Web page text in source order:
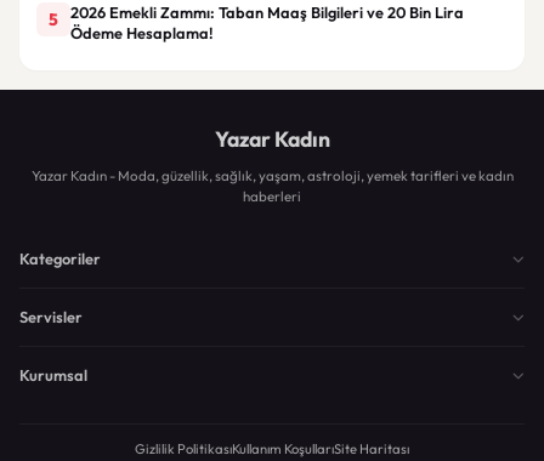
5
2026 Emekli Zammı: Taban Maaş Bilgileri ve 20 Bin Lira
Ödeme Hesaplama!
Yazar Kadın
Yazar Kadın - Moda, güzellik, sağlık, yaşam, astroloji, yemek tarifleri ve kadın
haberleri
Kategoriler
Servisler
Kurumsal
Gizlilik PolitikasıKullanım KoşullarıSite Haritası